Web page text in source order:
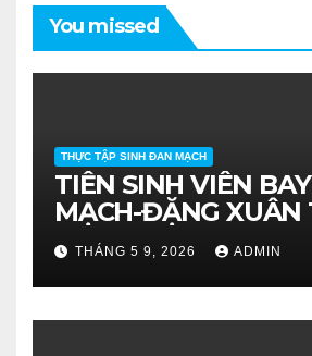
You missed
THỰC TẬP SINH ĐAN MẠCH
TIỄN SINH VIÊN
MẠCH-ĐẶNG XUÂN
THÁNG 5 9, 2026 ADMIN